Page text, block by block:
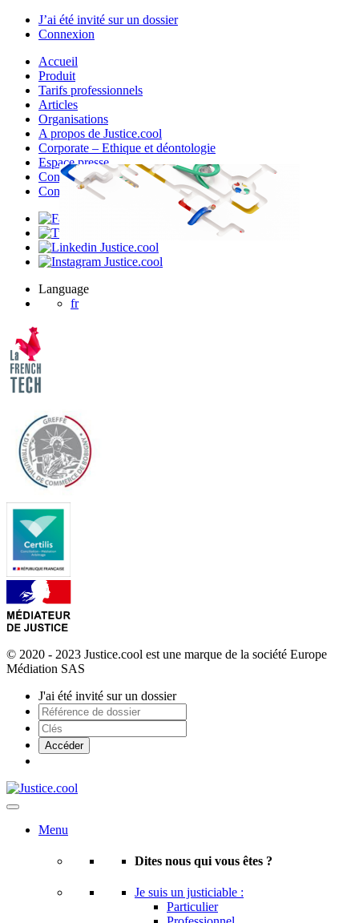
J’ai été invité sur un dossier
Connexion
Accueil
Produit
Tarifs professionnels
Articles
Organisations
A propos de Justice.cool
Corporate – Ethique et déontologie
Espace presse
Contact – FAQ
Contact
Language
fr
© 2020 - 2023 Justice.cool est une marque de la société Europe
Médiation SAS
J'ai été invité sur un dossier
Menu
Dites nous qui vous êtes ?
Je suis un justiciable :
Particulier